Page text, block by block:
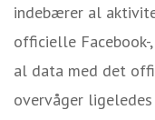
indebærer al
officielle
al data med det
overvåger